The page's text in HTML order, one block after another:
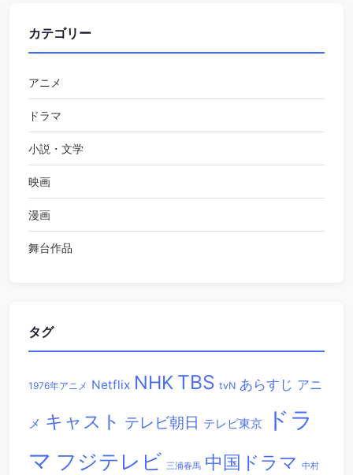
カテゴリー
アニメ
ドラマ
小説・文学
映画
漫画
舞台作品
タグ
1976年アニメ Netflix NHK TBS tvN あらすじ アニ
メ キャスト テレビ朝日 テレビ東京
ドラ
マ フジテレビ 三浦春馬 中国ドラマ 中村